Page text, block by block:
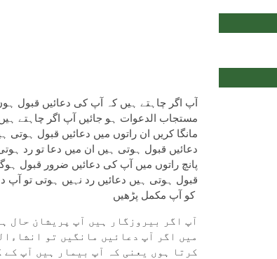
آپ اگر چاہتے ہیں کہ آپ کی دعائیں قبول
مستجاب الدعوات ہو جائیں آپ اگر چاہتے
مانگا کریں ان راتوں میں دعائیں قبول
دعائیں قبول ہوتی ہیں ان میں دعا تو رد
پانچ راتوں میں آپ کی دعائیں ضرور قبول
قبول ہوتی ہیں دعائیں رد نہیں ہوتی تو آپ
کو آپ مکمل پڑھیں
آپ اگر بیروزگار ہیں آپ پریشان حال
میں اگر آپ دعائیں مانگیں تو
کرتا ہوں یعنی کہ آپ بیمار ہیں آپ